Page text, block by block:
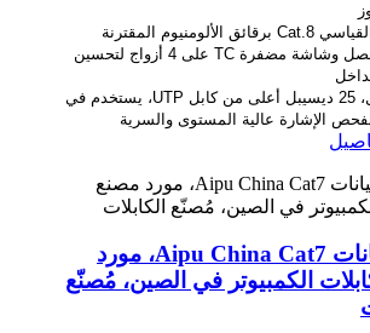
>التغليف القياسي Cat.8 برقائق الألومنيوم المقترنة
بشكل منفصل وشاشة مضفرة TC على 4 أزواج لتحسين
90 ديسيبل، 25 ديسيبل أعلى من كابل UTP، يستخدم في
كابل بيانات Aipu China Cat7، مورد
الكمبيوتر في الصين، مُصنّع